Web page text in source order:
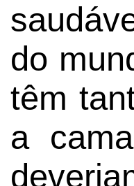
do
têm
a